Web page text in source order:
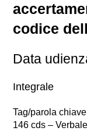
codice
Data
Integrale
Tag/parola
146 cds –